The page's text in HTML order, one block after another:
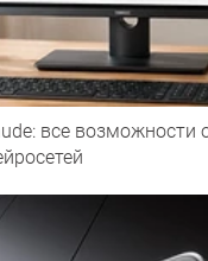
все возможности